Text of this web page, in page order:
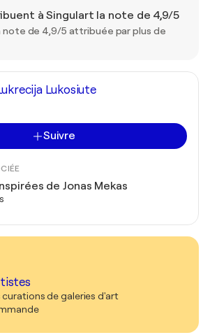
à Singulart la note de 4,9/5
note de 4,9/5 attribuée par plus de
Lukosiute
Suivre
de Jonas Mekas
curations de galeries d'art